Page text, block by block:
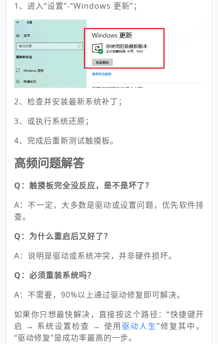
1、进入“设置”-“Windows 更新”；
2、检查并安装最新系统补丁；
3、或执行系统还原；
4、完成后重新测试触摸板。
高频问题解答
Q：触摸板完全没反应，是不是坏了？
A：不一定，大多数是驱动或设置问题，优先软件排
查。
Q：为什么重启后又好了？
A：说明是驱动或系统冲突，并非硬件损坏。
Q：必须重装系统吗？
A：不需要，90%以上通过驱动修复即可解决。
如果你只想最快解决，直接按这个路径：“快捷键开
启 → 系统设置检查 → 使用驱动人生”修复其中，
“驱动修复”是成功率最高的一步。